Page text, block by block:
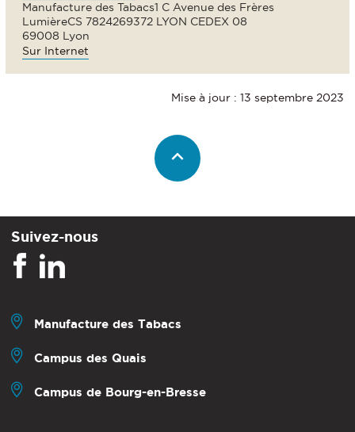
Manufacture des Tabacs1 C Avenue des Frères
LumièreCS 7824269372 LYON CEDEX 08
69008 Lyon
Sur Internet
Mise à jour : 13 septembre 2023
Suivez-nous
Manufacture des Tabacs
Campus des Quais
Campus de Bourg-en-Bresse